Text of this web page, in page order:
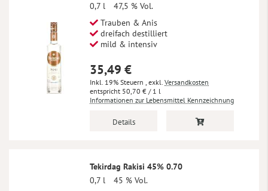
0,7 l
47,5 % Vol.
Trauben & Anis
dreifach destilliert
mild & intensiv
35,49 €
Inkl. 19% Steuern , exkl. Versandkosten
50,70 € / 1 l
Informationen zur Lebensmittel Kennzeichnung
Details
Tekirdag Rakisi 45% 0.70
0,7 l
45 % Vol.